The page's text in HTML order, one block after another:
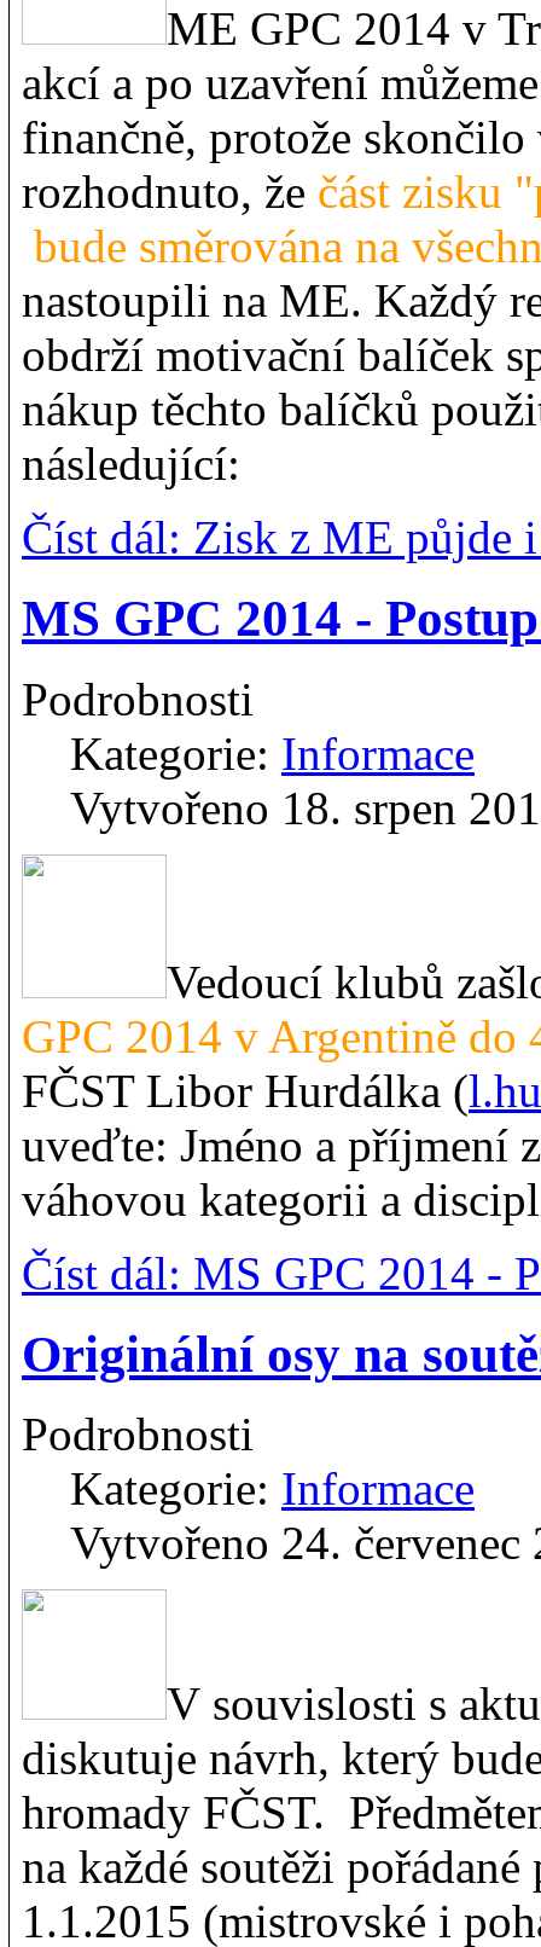
ME GPC 2014 v
akcí a po uzavření
finančně, protože
rozhodnuto, že část zisku
bude směrována na
nastoupili na ME. Každý
obdrží motivační balíček
nákup těchto balíčků
následující:
Číst dál: Zisk z ME půjde
MS GPC 2014 -
Podrobnosti
Kategorie: Informace
Vytvořeno 18. srpen
Vedoucí klubů
GPC 2014 v Argentině do
FČST Libor Hurdálka (
uveďte: Jméno a příjmení
váhovou kategorii a
Číst dál: MS GPC 2014 -
Originální osy na
Podrobnosti
Kategorie: Informace
Vytvořeno 24. červenec
V souvislosti s
diskutuje návrh, který
hromady FČST.
na každé soutěži
1.1.2015 (mistrovské i